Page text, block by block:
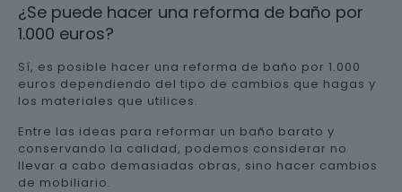
¿Se puede hacer una reforma de baño por
1.000 euros?
Sí, es posible hacer una reforma de baño por 1.000
euros dependiendo del tipo de cambios que hagas y
los materiales que utilices.
Entre las ideas para reformar un baño barato y
conservando la calidad, podemos considerar no
llevar a cabo demasiadas obras, sino hacer cambios
de mobiliario.